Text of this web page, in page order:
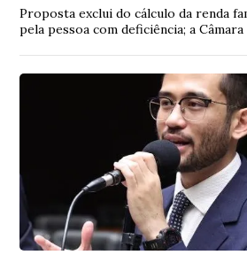
Proposta exclui do cálculo da renda
pela pessoa com deficiência; a